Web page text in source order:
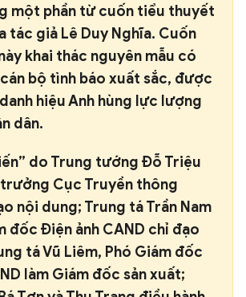
một phần từ cuốn tiểu thuyết
tác giả Lê Duy Nghĩa. Cuốn
khai thác nguyên mẫu có
bộ tình báo xuất sắc, được
hiệu Anh hùng lực lượng
dân.
do Trung tướng Đỗ Triệu
Cục Truyền thông
nội dung; Trung tá Trần Nam
đốc Điện ảnh CAND chỉ đạo
tá Vũ Liêm, Phó Giám đốc
làm Giám đốc sản xuất;